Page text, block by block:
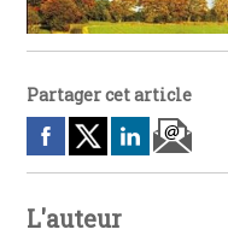
Partager cet article
L'auteur